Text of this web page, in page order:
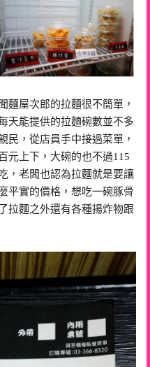
麵屋次郎的拉麵很不簡單，
天能提供的拉麵碗數並不多
民，從店員手中接過菜單，
元上下，大碗的也不過115
，老闆也認為拉麵就是要讓
平實的價格，想吃一碗豚骨
拉麵之外還有各種揚炸物跟